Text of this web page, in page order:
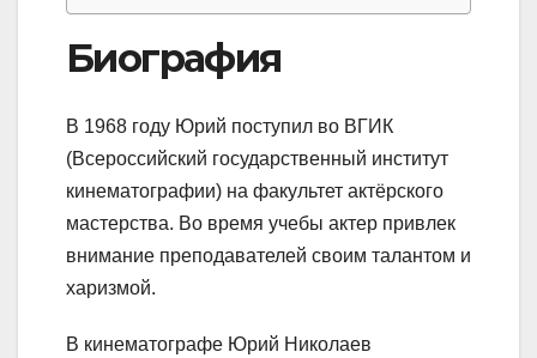
Биография
В 1968 году Юрий поступил во ВГИК
(Всероссийский государственный институт
кинематографии) на факультет актёрского
мастерства. Во время учебы актер привлек
внимание преподавателей своим талантом и
харизмой.
В кинематографе Юрий Николаев